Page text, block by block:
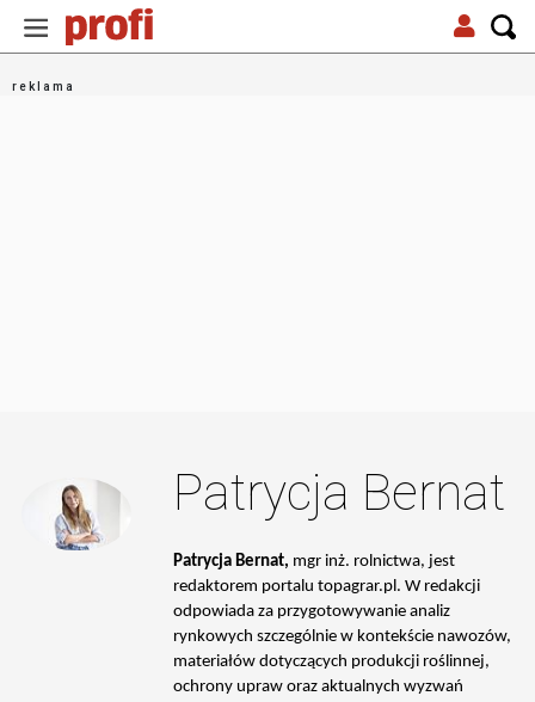
Patrycja Bernat
Patrycja Bernat, mgr inż. rolnictwa, jest
redaktorem portalu topagrar.pl. W redakcji
odpowiada za przygotowywanie analiz
rynkowych szczególnie w kontekście nawozów,
materiałów dotyczących produkcji roślinnej,
ochrony upraw oraz aktualnych wyzwań